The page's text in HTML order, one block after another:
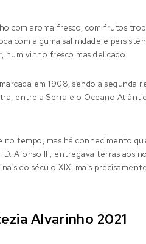
com aroma fresco, com frutos
com alguma salinidade e
vinho fresco mas delicado.
em 1908, sendo a segunda
entre a Serra e o Oceano
tempo, mas há conhecimento
Afonso III, entregava terras aos
do século XIX, mais
Alvarinho 2021